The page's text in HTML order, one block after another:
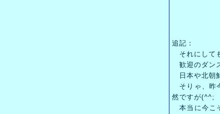
追記：
それにして
歓迎のダン
日本や北朝
そりゃ、昨
然ですが(^^;
本当に今こ